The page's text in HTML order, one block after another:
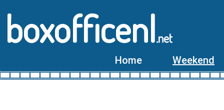
boxofficenl.net
Home Weekend